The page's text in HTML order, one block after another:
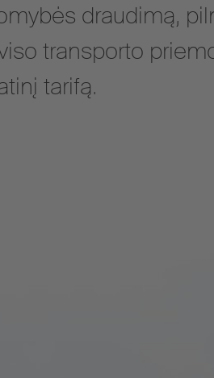
draudimą,
transporto
tarifą.